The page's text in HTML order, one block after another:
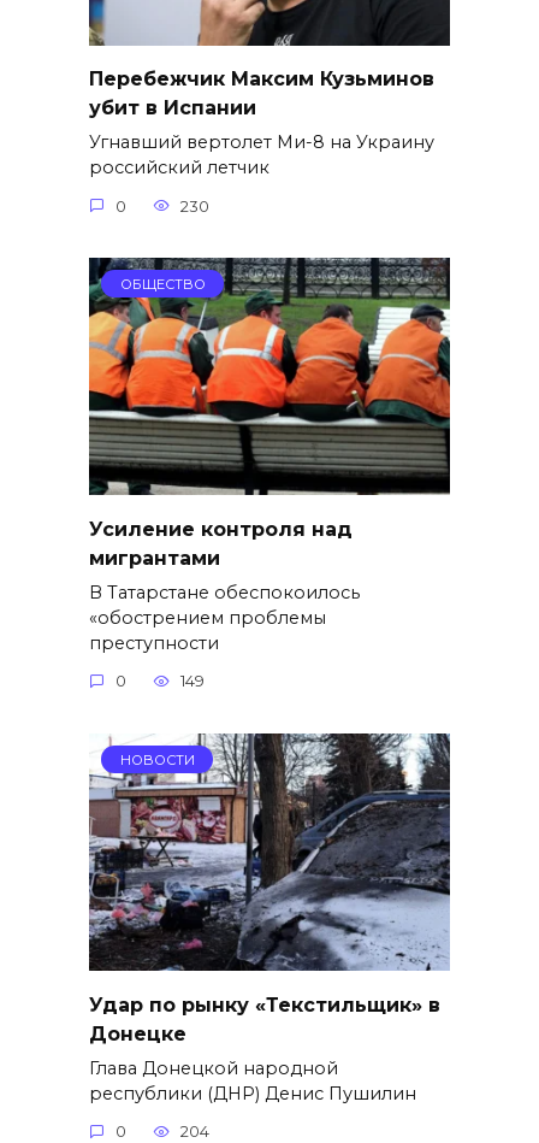
Перебежчик Максим Кузьминов
убит в Испании
Угнавший вертолет Ми-8 на Украину
российский летчик
0 230
ОБЩЕСТВО
Усиление контроля над
мигрантами
В Татарстане обеспокоилось
«обострением проблемы
преступности
0 149
НОВОСТИ
Удар по рынку «Текстильщик» в
Донецке
Глава Донецкой народной
республики (ДНР) Денис Пушилин
0 204